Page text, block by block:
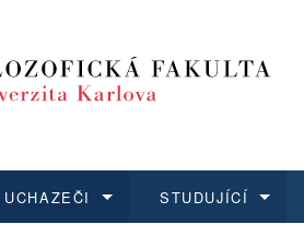
UCHAZEČI STUDUJÍCÍ